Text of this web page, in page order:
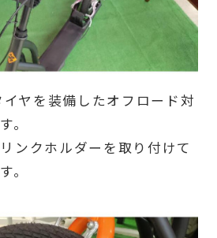
ヤを装備したオフロード対
。
ンクホルダーを取り付けて
。